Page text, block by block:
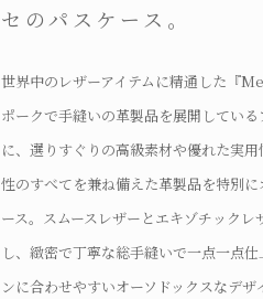
セのパスケース。
世界中のレザーアイテムに精通した『
ポークで手縫いの革製品を展開してい
に、選りすぐりの高級素材や優れた実
性のすべてを兼ね備えた革製品を特別
ース。スムースレザーとエキゾチック
し、緻密で丁寧な総手縫いで一点一点
ンに合わせやすいオーソドックスなデ